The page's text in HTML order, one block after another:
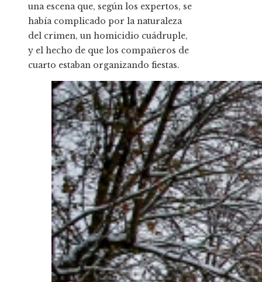
una escena que, según los expertos, se
había complicado por la naturaleza
del crimen, un homicidio cuádruple,
y el hecho de que los compañeros de
cuarto estaban organizando fiestas.